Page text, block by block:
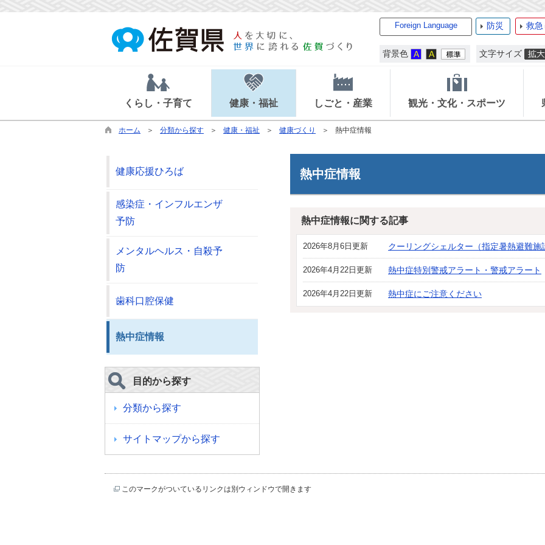
Foreign Language 防災 救急
背景色 文字サイズ
くらし・子育て 健康・福祉 しごと・産業 観光・文化・スポーツ
ホーム 分類から探す 健康・福祉 健康づくり 熱中症情報
熱中症情報
熱中症情報に関する記事
2026年8月6日更新 クーリングシェルター（指定暑熱避難
2026年4月22日更新 熱中症特別警戒アラート・警戒アラート
2026年4月22日更新 熱中症にご注意ください
健康応援ひろば
感染症・インフルエンザ
予防
メンタルヘルス・自殺予
防
歯科口腔保健
熱中症情報
目的から探す
分類から探す
サイトマップから探す
このマークがついているリンクは別ウィンドウで開きます